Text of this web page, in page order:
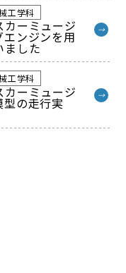
工学科
ーミュージ
ンジンを用
ました
→
工学科
ーミュージ
の走行実 →